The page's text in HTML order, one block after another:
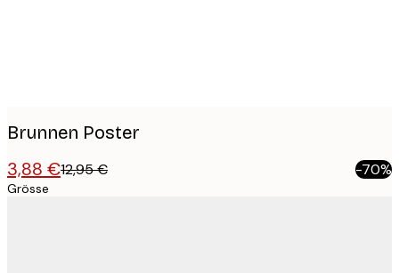
Brunnen Poster
3,88 €12,95 € -70%
Grösse